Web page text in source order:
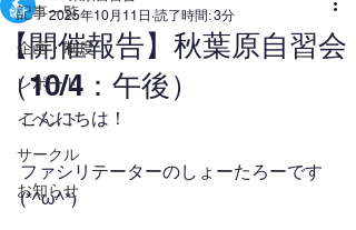
記事一覧
企画・制度
レポート
イベント
サークル
お知らせ
【開催報告】秋葉原自習会
（10/4：午後）
2025年10月11日 読了時間: 3分
こんにちは！
ファシリテーターのしょーたろーです
(*^ω^*)